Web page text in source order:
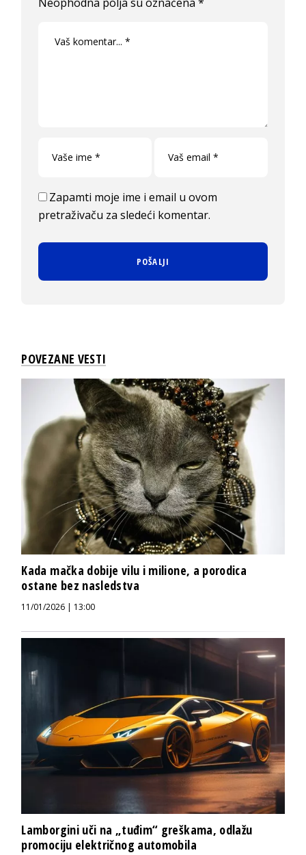
Zapamti moje ime i email u ovom
pretraživaču za sledeći komentar.
POVEZANE VESTI
Kada mačka dobije vilu i milione, a porodica
ostane bez nasledstva
11/01/2026 | 13:00
Lamborgini uči na „tuđim“ greškama, odlažu
promociju električnog automobila